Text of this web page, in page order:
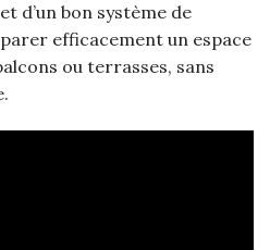
d’un bon système de
efficacement un espace
ou terrasses, sans